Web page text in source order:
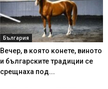
България
Вечер, в която конете, виното
и българските традиции се
срещнаха под...